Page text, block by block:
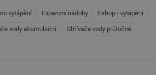
vytápění Expanzní nádoby Eshop - vytápění
vody akumulační Ohřívače vody průtočné